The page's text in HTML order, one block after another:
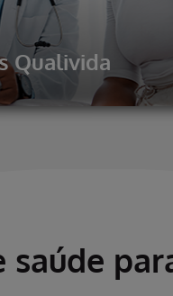
Qualivida
saúde